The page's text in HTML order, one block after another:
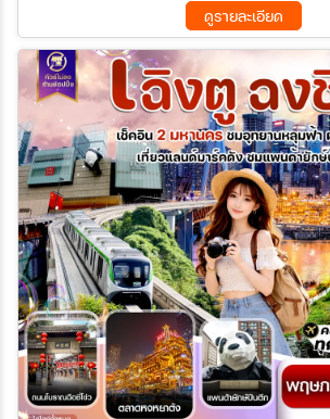
เจียงเป่ย) - กรุงเทพฯ (สุวรรณภูมิ) (CZ2361:
25 ก.ย. 69
27 ก.ย. 69 - 01 ต.ค. 69
29 ก.ย.
01 ต.ค. 69 - 05 ต.ค. 69
03 ต.ค.
05 ต.ค. 69 - 09 ต.ค. 69
07 ต.ค.
09 ต.ค. 69 - 13 ต.ค. 69
11 ต.ค.
13 ต.ค. 69 - 17 ต.ค. 69
15 ต.ค.
17 ต.ค. 69 - 21 ต.ค. 69
19 ต.ค.
ดูรายละเอียด